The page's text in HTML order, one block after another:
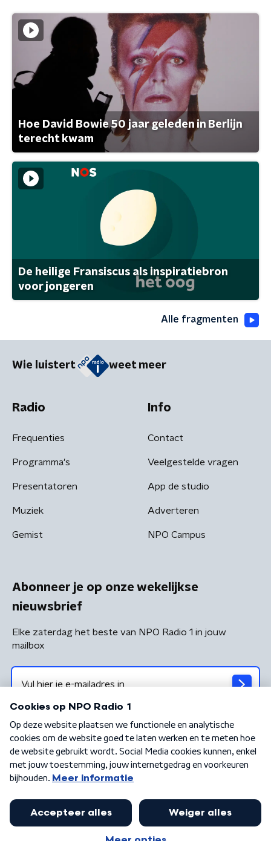
Hoe David Bowie 50 jaar geleden in Berlijn
terecht kwam
De heilige Fransiscus als inspiratiebron
voor jongeren
Alle fragmenten
Wie luistert weet meer
Radio
Frequenties
Programma's
Presentatoren
Muziek
Gemist
Info
Contact
Veelgestelde vragen
App de studio
Adverteren
NPO Campus
Abonneer je op onze wekelijkse
nieuwsbrief
Elke zaterdag het beste van NPO Radio 1 in jouw
mailbox
Algemene voorwaarden